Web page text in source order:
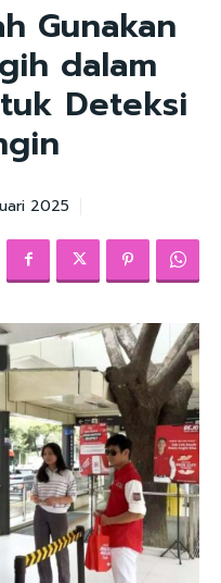
Gunakan
dalam
Deteksi
2025